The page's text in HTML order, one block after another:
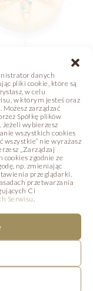
danych
pliki cookie, które są
w celu
w którym jesteś oraz
zarządzać
Spółkę plików
wybierzesz
wszystkich cookies
wszystkie” nie wyrażasz
„Zarządzaj
cookies zgodnie ze
np. zmieniając
przeglądarki.
przetwarzania
Ci
Serwisu
GRANDE
Receptura
które mogą